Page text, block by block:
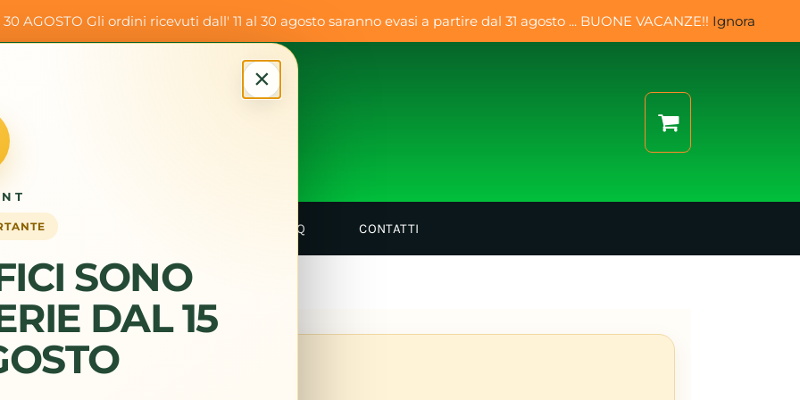
×
SONO
DAL 15
AGOSTO Gli ordini ricevuti dall' 11 al 30 agosto saranno evasi a partire dal 31 agosto ... BUONE VACANZE!! Ignora
FAQ CONTATTI